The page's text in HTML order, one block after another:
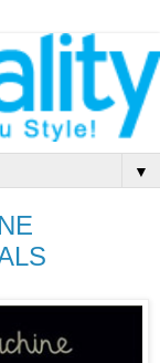
▼